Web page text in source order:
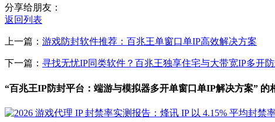
分享给朋友：
返回列表
上一篇： 游戏防封软件推荐：百兆王单窗口单IP高效解决方案
下一篇： 寻找无忧IP同类软件？百兆王独享住宅与大带宽IP多开
“百兆王IP防封平台：端游与模拟器多开单窗口单IP解决方案” 的